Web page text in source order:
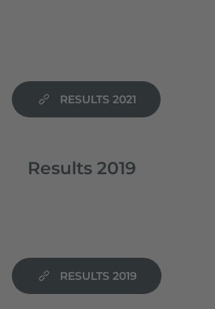
RESULTS 2021
Results 2019
RESULTS 2019